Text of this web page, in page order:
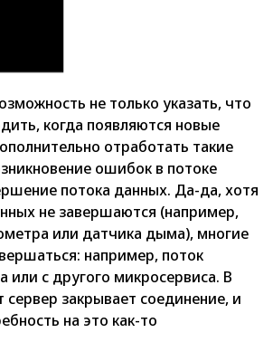
не только указать, что
когда появляются новые
отработать такие
ошибок в потоке
потока данных. Да-да, хотя
не завершаются (например,
или датчика дыма), многие
например, поток
или с другого микросервиса. В
закрывает соединение, и
на это как-то